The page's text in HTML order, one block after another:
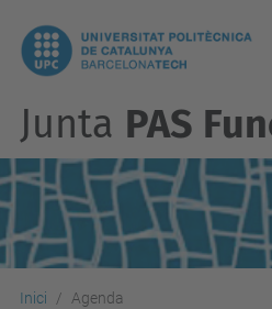
Junta PAS
Inici Agenda